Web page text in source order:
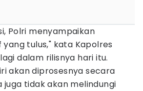
Polri menyampaikan
tulus," kata Kapolres
lagi dalam rilisnya hari itu.
akan diprosesnya secara
juga tidak akan melindungi